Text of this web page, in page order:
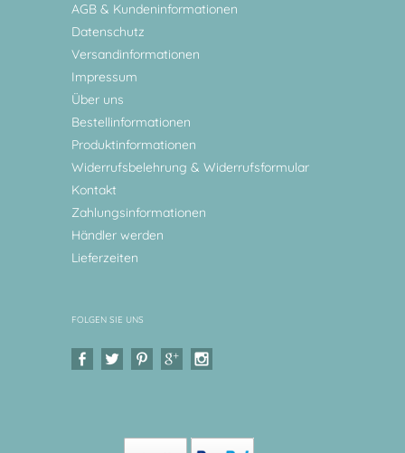
AGB & Kundeninformationen
Datenschutz
Versandinformationen
Impressum
Über uns
Bestellinformationen
Produktinformationen
Widerrufsbelehrung & Widerrufsformular
Kontakt
Zahlungsinformationen
Händler werden
Lieferzeiten
FOLGEN SIE UNS